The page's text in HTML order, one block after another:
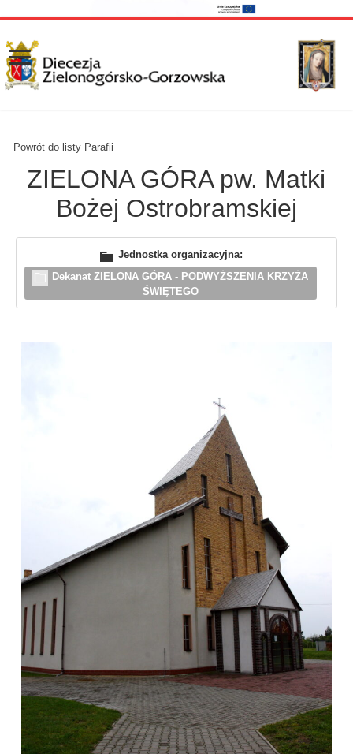
Powrót do listy Parafii
ZIELONA GÓRA pw. Matki
Bożej Ostrobramskiej
Jednostka organizacyjna:
Dekanat ZIELONA GÓRA - PODWYŻSZENIA KRZYŻA
ŚWIĘTEGO